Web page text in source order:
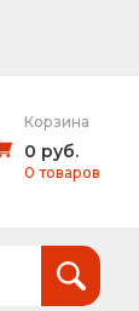
Корзина
0 руб.
0 товаров
руб.